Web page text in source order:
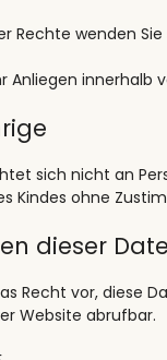
Rechte wenden
Anliegen innerhalb
sich nicht an
Kindes ohne
dieser
Recht vor, diese
Website abrufbar.